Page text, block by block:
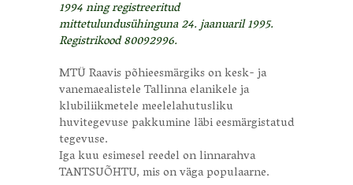
1994 ning registreeritud
mittetulundusühinguna 24. jaanuaril 1995.
Registrikood 80092996.
MTÜ Raavis põhieesmärgiks on kesk- ja
vanemaealistele Tallinna elanikele ja
klubiliikmetele meelelahutusliku
huvitegevuse pakkumine läbi eesmärgistatud
tegevuse.
Iga kuu esimesel reedel on linnarahva
TANTSUÕHTU, mis on väga populaarne.